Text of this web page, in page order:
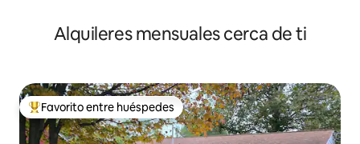
Alquileres mensuales cerca de ti
Favorito entre huéspedes preferido
Favorito entre huéspedes